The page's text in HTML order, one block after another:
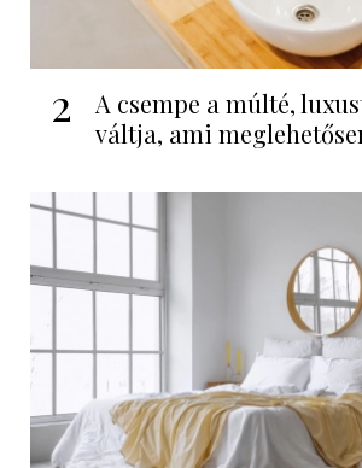
2
A csempe a múlté,
váltja, ami